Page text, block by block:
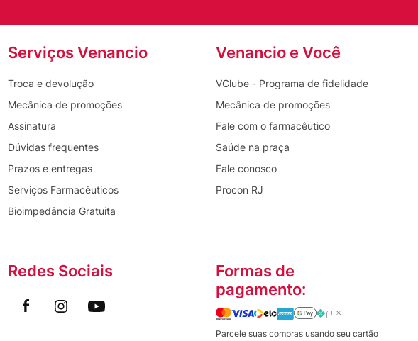
Serviços Venancio
Troca e devolução
Mecânica de promoções
Assinatura
Dúvidas frequentes
Prazos e entregas
Serviços Farmacêuticos
Bioimpedância Gratuita
Venancio e Você
VClube - Programa de fidelidade
Mecânica de promoções
Fale com o farmacêutico
Saúde na praça
Fale conosco
Procon RJ
Redes Sociais
Formas de
pagamento:
Parcele suas compras usando seu cartão